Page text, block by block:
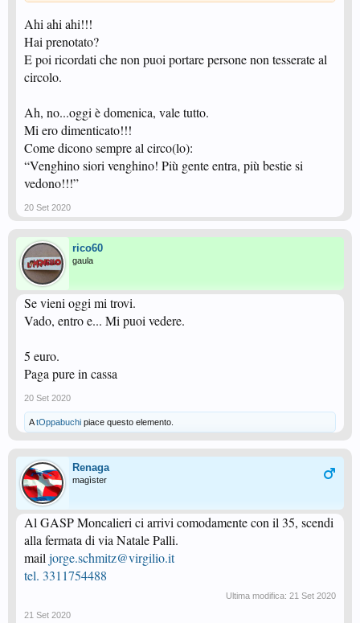
Ahi ahi ahi!!!
Hai prenotato?
E poi ricordati che non puoi portare persone non tesserate al
circolo.
Ah, no...oggi è domenica, vale tutto.
Mi ero dimenticato!!!
Come dicono sempre al circo(lo):
“Venghino siori venghino! Più gente entra, più bestie si
vedono!!!”
20 Set 2020
rico60
gaula
Se vieni oggi mi trovi.
Vado, entro e... Mi puoi vedere.
5 euro.
Paga pure in cassa
20 Set 2020
AtOppabuchi piace questo elemento.
Renaga
magìster
Al GASP Moncalieri ci arrivi comodamente con il 35, scendi
alla fermata di via Natale Palli.
mail jorge.schmitz@virgilio.it
tel. 3311754488
Ultima modifica: 21 Set 2020
21 Set 2020